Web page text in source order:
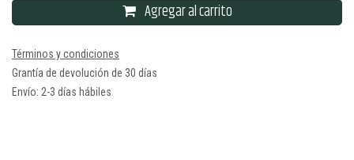
Agregar al carrito
Términos y condiciones
Grantía de devolución de 30 días
Envío: 2-3 días hábiles